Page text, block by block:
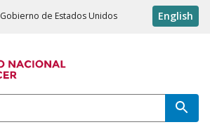
de Estados Unidos English